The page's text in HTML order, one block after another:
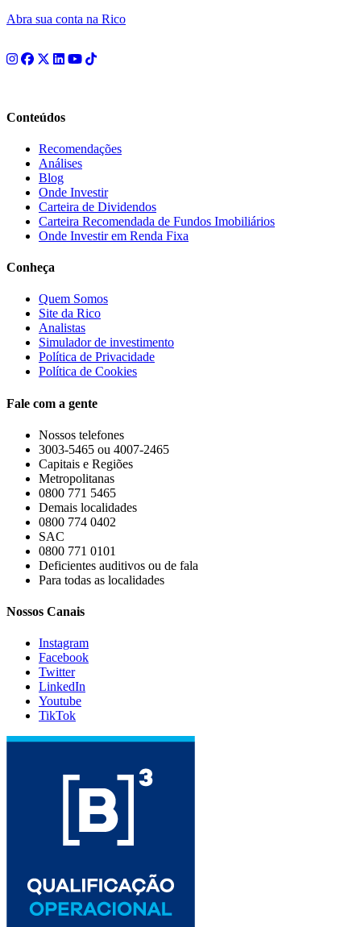
Abra sua conta na Rico
Conteúdos
Recomendações
Análises
Blog
Onde Investir
Carteira de Dividendos
Carteira Recomendada de Fundos Imobiliários
Onde Investir em Renda Fixa
Conheça
Quem Somos
Site da Rico
Analistas
Simulador de investimento
Política de Privacidade
Política de Cookies
Fale com a gente
Nossos telefones
3003-5465 ou 4007-2465
Capitais e Regiões
Metropolitanas
0800 771 5465
Demais localidades
0800 774 0402
SAC
0800 771 0101
Deficientes auditivos ou de fala
Para todas as localidades
Nossos Canais
Instagram
Facebook
Twitter
LinkedIn
Youtube
TikTok